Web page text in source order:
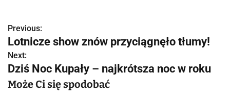
N
a
w
i
Previous:
Lotnicze show znów przyciągnęło tłumy!
Next:
Dziś Noc Kupały – najkrótsza noc w roku
Może Ci się spodobać